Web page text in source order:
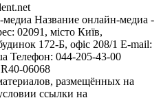
Название онлайн-медиа -
02091, місто Київ,
172-Б, офіс 208/1 E-mail:
Телефон: 044-205-43-00
06068
размещённых на
ссылки на